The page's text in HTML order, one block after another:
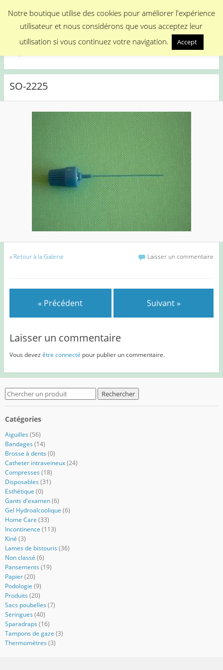
Menu
Medical Promotion
SO-2225
« Retour à la Galerie Laisser un commentaire
« Précédent Suivant »
Laisser un commentaire
Vous devez être connecté pour publier un commentaire.
Search
for:
Catégories
Aiguilles (56)
Bandages (14)
Brosse à dents (0)
Catheter intraveineux (24)
Compresses (18)
Disposables (31)
Esthétique (0)
Gants d'examen (6)
Gel Hydroalcoolique (6)
Home Care (33)
Incontinence (113)
Kiné (3)
Lames de bistouris (36)
Non classé (6)
Pansements (19)
Papier (20)
Podologie (9)
Produits (20)
Sacs poubelles (7)
Seringues (40)
Sparadraps (16)
Tampons de gaze (3)
Thermomètres (3)
Notre boutique utilise des cookies pour améliorer l'expérience
utilisateur et nous considérons que vous acceptez leur
utilisation si vous continuez votre navigation.
Accept